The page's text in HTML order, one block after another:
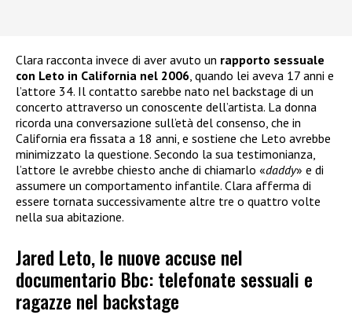
Clara racconta invece di aver avuto un rapporto sessuale
con Leto in California nel 2006, quando lei aveva 17 anni e
l’attore 34. Il contatto sarebbe nato nel backstage di un
concerto attraverso un conoscente dell’artista. La donna
ricorda una conversazione sull’età del consenso, che in
California era fissata a 18 anni, e sostiene che Leto avrebbe
minimizzato la questione. Secondo la sua testimonianza,
l’attore le avrebbe chiesto anche di chiamarlo «daddy» e di
assumere un comportamento infantile. Clara afferma di
essere tornata successivamente altre tre o quattro volte
nella sua abitazione.
Jared Leto, le nuove accuse nel
documentario Bbc: telefonate sessuali e
ragazze nel backstage